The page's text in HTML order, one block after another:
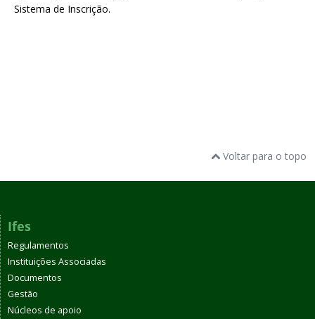
Sistema de Inscrição.
Voltar para o topo
Ifes
Regulamentos
Instituições Associadas
Documentos
Gestão
Núcleos de apoio